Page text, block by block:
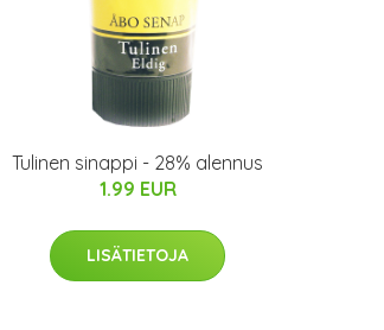
Tulinen sinappi - 28% alennus
1.99 EUR
LISÄTIETOJA